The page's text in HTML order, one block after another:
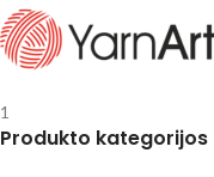
1
Produkto kategorijos